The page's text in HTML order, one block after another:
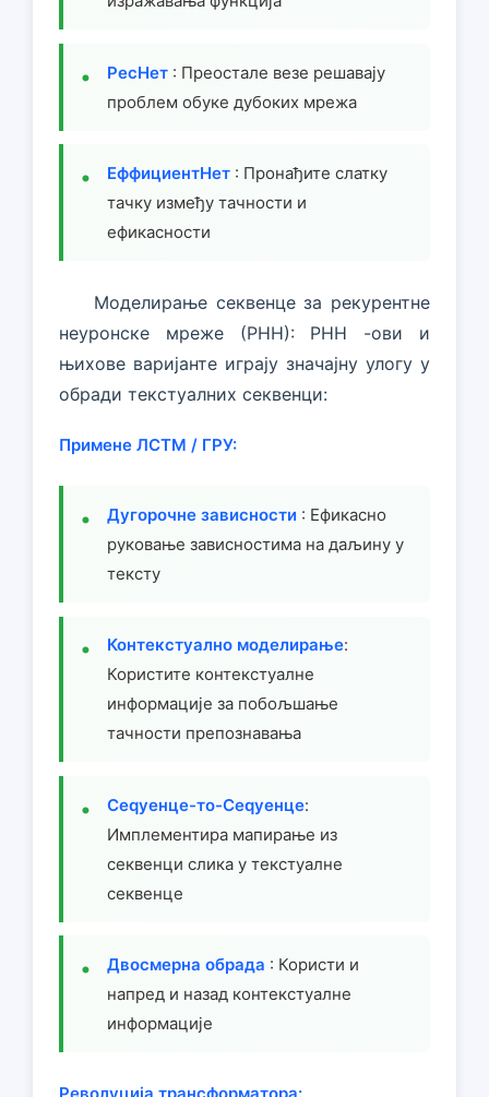
РесНет : Преостале везе решавају
проблем обуке дубоких мрежа
ЕффициентНет : Пронађите слатку
тачку између тачности и
ефикасности
Моделирање секвенце за рекурентне
неуронске мреже (РНН): РНН -ови и
њихове варијанте играју значајну улогу у
обради текстуалних секвенци:
Примене ЛСТМ / ГРУ:
Дугорочне зависности : Ефикасно
руковање зависностима на даљину у
тексту
Контекстуално моделирање:
Користите контекстуалне
информације за побољшање
тачности препознавања
Сеqуенце-то-Сеqуенце:
Имплементира мапирање из
секвенци слика у текстуалне
секвенце
Двосмерна обрада : Користи и
напред и назад контекстуалне
информације